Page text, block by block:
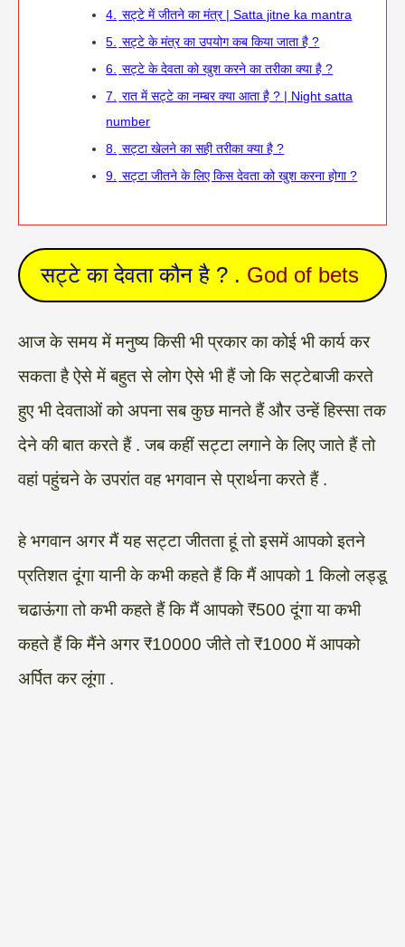
4.
सट्टे में जीतने का मंत्र | Satta jitne ka mantra
5.
सट्टे के मंत्र का उपयोग कब किया जाता है ?
6.
सट्टे के देवता को खुश करने का तरीका क्या है ?
7.
रात में सट्टे का नम्बर क्या आता है ? | Night satta
number
8.
सट्टा खेलने का सही तरीका क्या है ?
9.
सट्टा जीतने के लिए किस देवता को खुश करना होगा ?
सट्टे का देवता कौन है ? . God of bets
आज के समय में मनुष्य किसी भी प्रकार का कोई भी कार्य कर
सकता है ऐसे में बहुत से लोग ऐसे भी हैं जो कि सट्टेबाजी करते
हुए भी देवताओं को अपना सब कुछ मानते हैं और उन्हें हिस्सा तक
देने की बात करते हैं . जब कहीं सट्टा लगाने के लिए जाते हैं तो
वहां पहुंचने के उपरांत वह भगवान से प्रार्थना करते हैं .
हे भगवान अगर मैं यह सट्टा जीतता हूं तो इसमें आपको इतने
प्रतिशत दूंगा यानी के कभी कहते हैं कि मैं आपको 1 किलो लड्डू
चढाऊंगा तो कभी कहते हैं कि मैं आपको ₹500 दूंगा या कभी
कहते हैं कि मैंने अगर ₹10000 जीते तो ₹1000 में आपको
अर्पित कर लूंगा .